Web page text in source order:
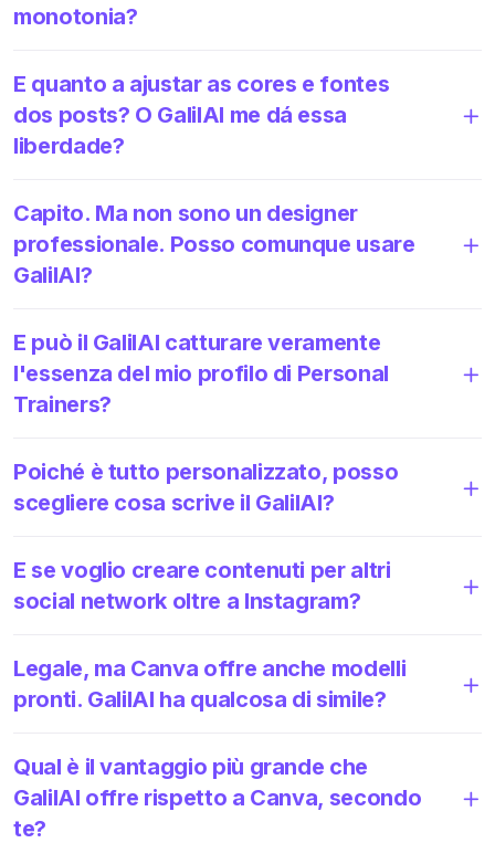
monotonia?
E quanto a ajustar as cores e fontes
dos posts? O GalilAI me dá essa
liberdade?
Capito. Ma non sono un designer
professionale. Posso comunque usare
GalilAI?
E può il GalilAI catturare veramente
l'essenza del mio profilo di Personal
Trainers?
Poiché è tutto personalizzato, posso
scegliere cosa scrive il GalilAI?
E se voglio creare contenuti per altri
social network oltre a Instagram?
Legale, ma Canva offre anche modelli
pronti. GalilAI ha qualcosa di simile?
Qual è il vantaggio più grande che
GalilAI offre rispetto a Canva, secondo
te?